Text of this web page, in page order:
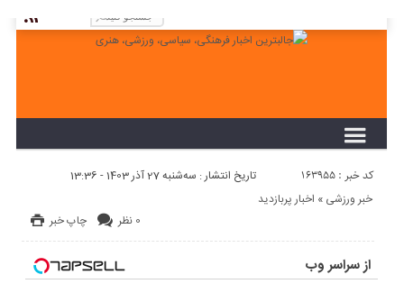
برويد و منوي خود را ايجاد كنيد!
کد خبر : 163955 تاریخ انتشار : سه‌شنبه 27 آذر 1403 - 13:36
چاپ خبر 0 نظر
اخبار پربازدید « خبر ورزشی
از سراسر وب